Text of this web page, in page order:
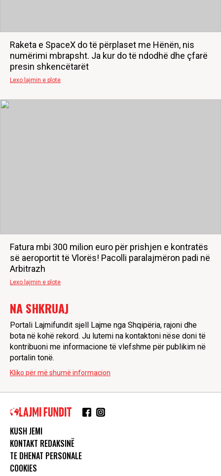
Raketa e SpaceX do të përplaset me Hënën, nis
numërimi mbrapsht. Ja kur do të ndodhë dhe çfarë
presin shkencëtarët
Lexo lajmin e plote
Fatura mbi 300 milion euro për prishjen e kontratës
së aeroportit të Vlorës! Pacolli paralajmëron padi në
Arbitrazh
Lexo lajmin e plote
NA SHKRUAJ
Portali Lajmifundit sjell Lajme nga Shqipëria, rajoni dhe
bota në kohë rekord. Ju lutemi na kontaktoni nëse doni të
kontribuoni me informacione të vlefshme për publikim në
portalin tonë.
Kliko për më shumë informacion
KUSH JEMI
KONTAKT REDAKSINË
TE DHENAT PERSONALE
COOKIES